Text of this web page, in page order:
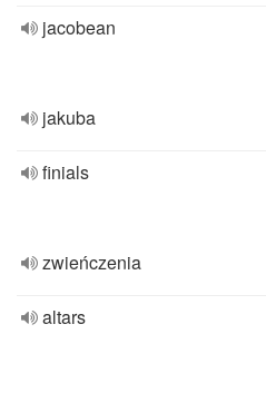
jacobean
jakuba
finials
zwieńczenia
altars